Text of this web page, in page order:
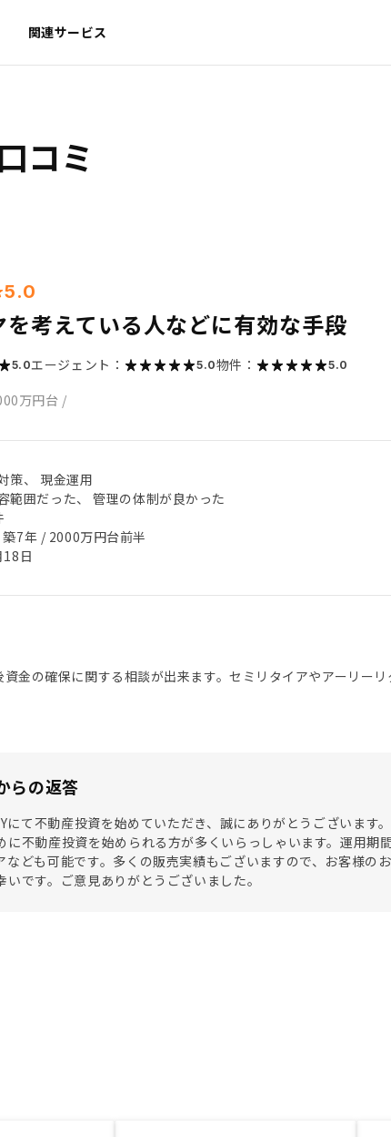
関連サービス
コミ
5.0
考えている人などに有効な手段
5.0エージェント： 5.0物件： 5.0
万円台 /
策、 現金運用
範囲だった、 管理の体制が良かった
7年 / 2000万円台前半
日
金の確保に関する相談が出来ます。セミリタイアやアーリー
らの返答
にて不動産投資を始めていただき、誠にありがとうございます
に不動産投資を始められる方が多くいらっしゃいます。運用期
なども可能です。多くの販売実績もございますので、お客様の
いです。ご意見ありがとうございました。